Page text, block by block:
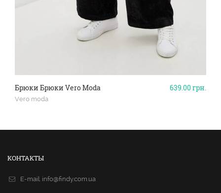
639.00грн.
Брюки Брюки Vero Moda
Vero moda
КОНТАКТЫ
E-mail. info@findy.com.ua